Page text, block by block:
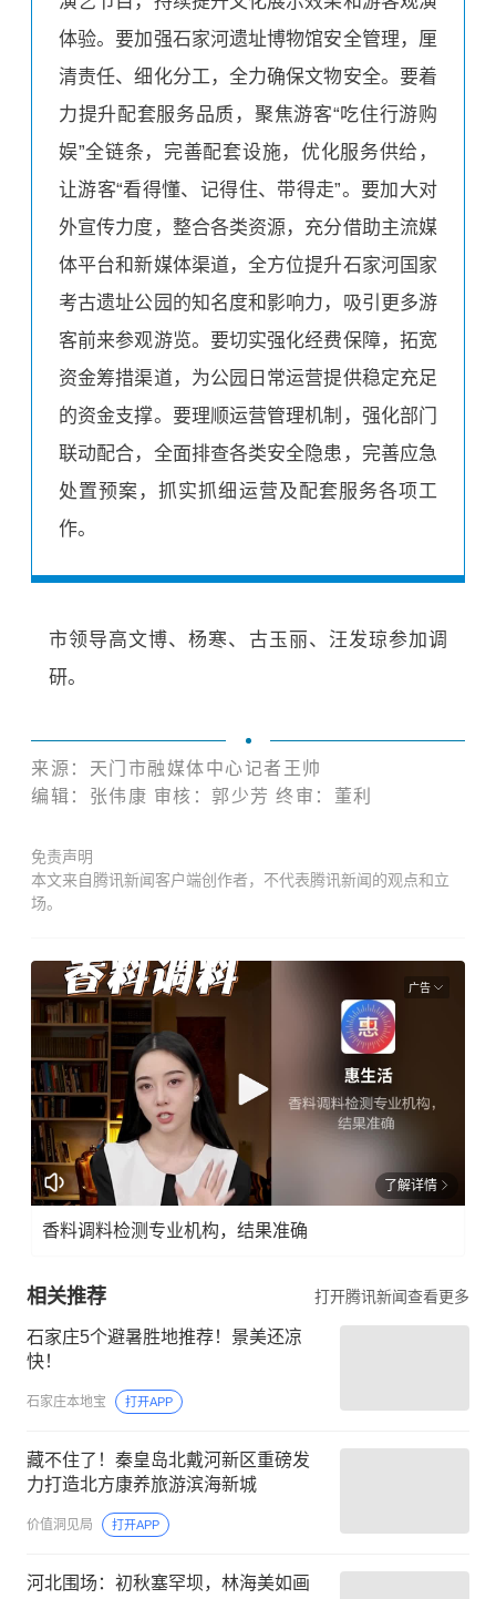
体验。要加强石家河遗址博物馆安全管理，厘
清责任、细化分工，全力确保文物安全。要着
力提升配套服务品质，聚焦游客“吃住行游购
娱”全链条，完善配套设施，优化服务供给，
让游客“看得懂、记得住、带得走”。要加大对
外宣传力度，整合各类资源，充分借助主流媒
体平台和新媒体渠道，全方位提升石家河国家
考古遗址公园的知名度和影响力，吸引更多游
客前来参观游览。要切实强化经费保障，拓宽
资金筹措渠道，为公园日常运营提供稳定充足
的资金支撑。要理顺运营管理机制，强化部门
联动配合，全面排查各类安全隐患，完善应急
处置预案，抓实抓细运营及配套服务各项工
作。
市领导高文博、杨寒、古玉丽、汪发琼参加调
研。
来源：天门市融媒体中心记者王帅
编辑：张伟康 审核：郭少芳 终审：董利
免责声明
本文来自腾讯新闻客户端创作者，不代表腾讯新闻的观点和立
场。
广告
了解详情
香料调料检测专业机构，结果准确
相关推荐 打开腾讯新闻查看更多
石家庄5个避暑胜地推荐！景美还凉
快！
石家庄本地宝 打开APP
藏不住了！秦皇岛北戴河新区重磅发
力打造北方康养旅游滨海新城
价值洞见局 打开APP
河北围场：初秋塞罕坝，林海美如画